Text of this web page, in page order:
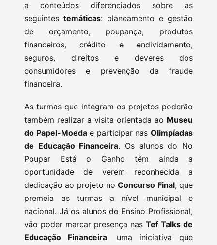
a conteúdos diferenciados sobre as
seguintes temáticas: planeamento e gestão
de orçamento, poupança, produtos
financeiros, crédito e endividamento,
seguros, direitos e deveres dos
consumidores e prevenção da fraude
financeira.
As turmas que integram os projetos poderão
também realizar a visita orientada ao Museu
do Papel-Moedae participar nasOlimpíadas
de Educação Financeira. Os alunos do No
Poupar Está o Ganho têm ainda a
oportunidade de verem reconhecida a
dedicação ao projeto noConcurso Final, que
premeia as turmas a nível municipal e
nacional. Já os alunos do Ensino Profissional,
vão poder marcar presença nas Tef Talks de
Educação Financeira, uma iniciativa que